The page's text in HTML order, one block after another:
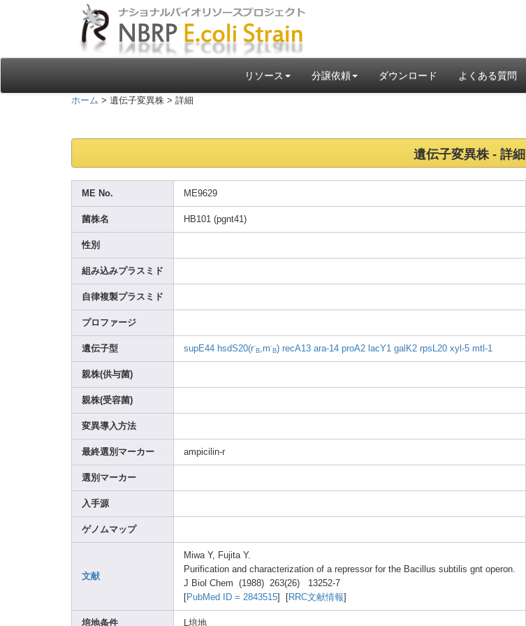
リソース 分譲依頼 ダウンロード よくある質問
ホーム > 遺伝子変異株 > 詳細
遺伝子変異株 - 詳細
ME No. ME9629
菌株名 HB101 (pgnt41)
性別
組み込みプラスミド
自律複製プラスミド
プロファージ
遺伝子型 supE44 hsdS20(r-
B,m-
B) recA13 ara-14 proA2 lacY1 galK2 rpsL20 xyl-5 mtl-1
親株(供与菌)
親株(受容菌)
変異導入方法
最終選別マーカー ampicilin-r
選別マーカー
入手源
ゲノムマップ
文献
Miwa Y, Fujita Y.
Purification and characterization of a repressor for the Bacil lus subti lis gnt operon.
J Biol Chem (1988) 263(26) 13252-7
PubMed ID = 2843515 RRC文献情報
培地条件 L培地